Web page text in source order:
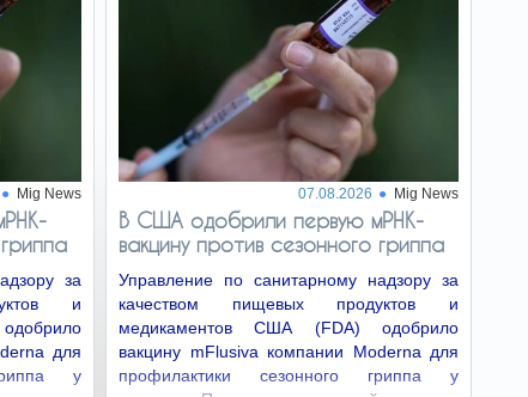
Mig News
за
и
для
у
07.08.2026 Mig News
В США одобрили первую мРНК-
вакцину против сезонного гриппа
Управление по санитарному надзору за
качеством пищевых продуктов и
медикаментов США (FDA) одобрило
вакцину mFlusiva компании Moderna для
профилактики сезонного гриппа у